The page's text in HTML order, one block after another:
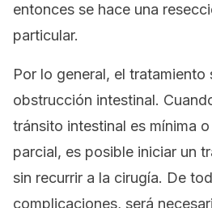
entonces se hace una
particular.
Por lo general, el tratamiento
obstrucción intestinal.
tránsito intestinal es mínima
parcial, es posible iniciar un
sin recurrir a la cirugía. De
complicaciones, será